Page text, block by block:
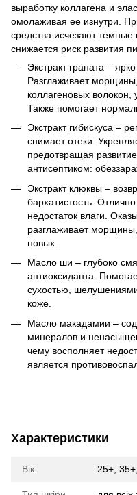
выработку коллагена и
омолаживая ее изнутри.
средства исчезают темные
снижается риск развития
Экстракт граната –
Разглаживает
коллагеновых волокон,
Также помогает
Экстракт гибискуса –
снимает отеки.
предотвращая
антисептиком:
Экстракт клюквы –
бархатистость.
недостаток влаги.
разглаживает
новых.
Масло ши – глубоко
антиоксиданта.
сухостью,
коже.
Масло макадамии –
минералов и
чему восполняет
является
Характеристики
Вік 25+,